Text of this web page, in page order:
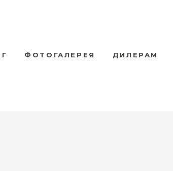
ФОТОГАЛЕРЕЯ ДИЛЕРАМ